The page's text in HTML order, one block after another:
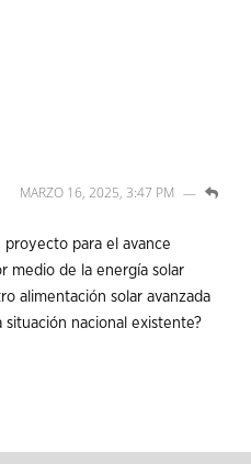
MARZO 16, 2025, 3:47 PM —
para el avance
medio de la energía solar
alimentación solar avanzada
situación nacional existente?